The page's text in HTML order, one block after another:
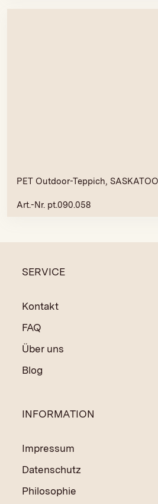
PET Outdoor-Teppich,
Art.-Nr. pt.090.058
SERVICE
Kontakt
FAQ
Über uns
Blog
INFORMATION
Impressum
Datenschutz
Philosophie